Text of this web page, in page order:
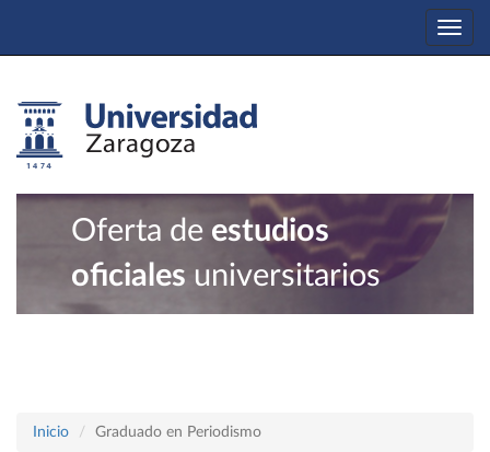
Oferta de estudios
oficiales universitarios
Inicio Graduado en Periodismo